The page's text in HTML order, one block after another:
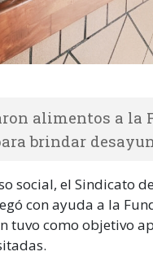
alimentos a la
brindar
social, el Sindicato
con ayuda a la
tuvo como objetivo